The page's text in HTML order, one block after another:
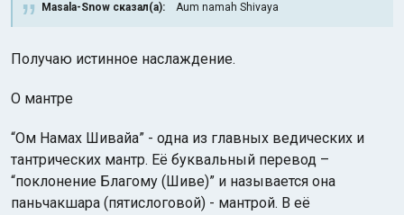
Masala-Snow сказал(а): Aum namah Shivaya
Получаю истинное наслаждение.
О мантре
“Ом Намах Шивайа” - одна из главных ведических и
тантрических мантр. Её буквальный перевод –
“поклонение Благому (Шиве)” и называется она
паньчакшара (пятислоговой) - мантрой. В её